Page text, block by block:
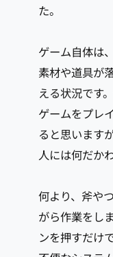
た。
ゲーム自体は
素材や道具が
える状況です
ゲームをプレ
ると思います
人には何だか
何より、斧や
がら作業をし
ンを押すだけ